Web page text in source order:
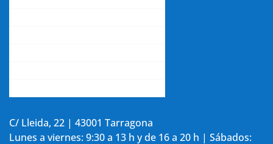
C/ Lleida, 22 | 43001 Tarragona
Lunes a viernes: 9:30 a 13 h y de 16 a 20 h | Sábados: